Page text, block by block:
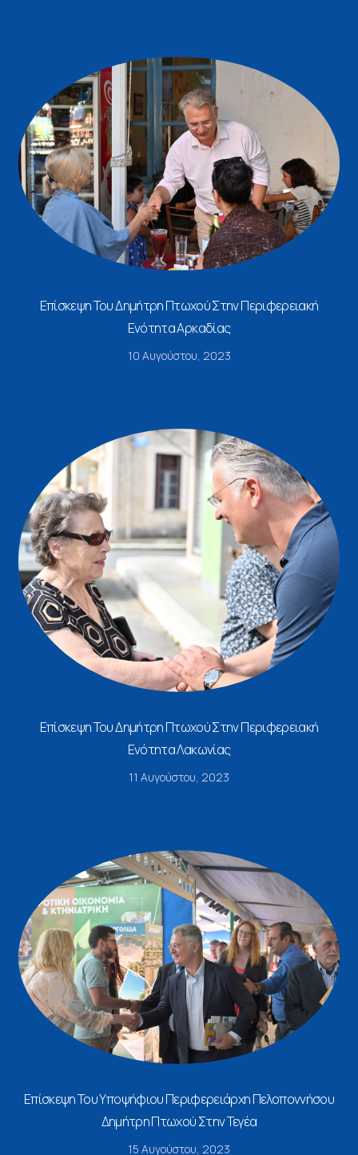
Επίσκεψη Του Δημήτρη Πτωχού Στην Περιφερειακή
Ενότητα Αρκαδίας
10 Αυγούστου, 2023
Επίσκεψη Του Δημήτρη Πτωχού Στην Περιφερειακή
Ενότητα Λακωνίας
11 Αυγούστου, 2023
Επίσκεψη Του Υποψήφιου Περιφερειάρχη Πελοποννήσου
Δημήτρη Πτωχού Στην Τεγέα
15 Αυγούστου, 2023